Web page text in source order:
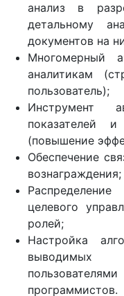
анализ в
детальному
документов на
Многомерный
аналитикам
пользователь);
Инструмент
показателей
(повышение
Обеспечение
вознаграждения;
целевого
ролей;
Настройка
выводимых
программистов.